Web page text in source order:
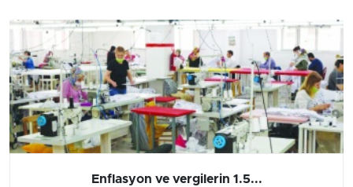
Enflasyon ve vergilerin 1.5...